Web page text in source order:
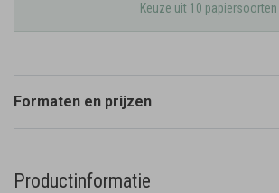
Keuze uit 10 papiersoorten
Formaten en prijzen
Productinformatie